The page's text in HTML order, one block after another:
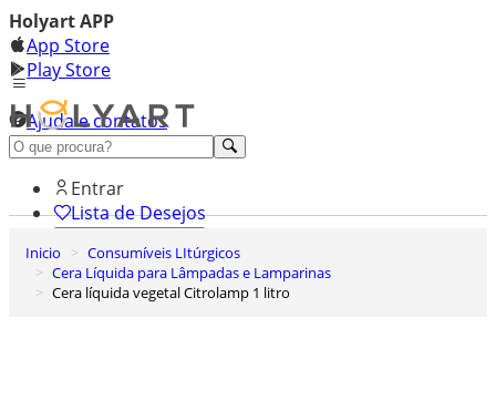
Holyart APP
App Store
Play Store
Ajuda e contatos
Conheça premium
Entrar
Lista de Desejos
0
Carrinho de Compras
Inicio
Consumíveis LItúrgicos
Cera Líquida para Lâmpadas e Lamparinas
Cera líquida vegetal Citrolamp 1 litro